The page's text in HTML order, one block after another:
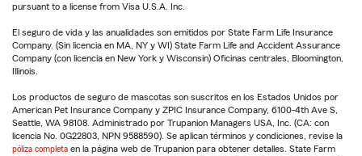
pursuant to a license from Visa U.S.A. Inc.
El seguro de vida y las anualidades son emitidos por State Farm Life Insurance
Company. (Sin licencia en MA, NY y WI) State Farm Life and Accident Assurance
Company (con licencia en New York y Wisconsin) Oficinas centrales, Bloomington,
Illinois.
Los productos de seguro de mascotas son suscritos en los Estados Unidos por
American Pet Insurance Company y ZPIC Insurance Company, 6100-4th Ave S,
Seattle, WA 98108. Administrado por Trupanion Managers USA, Inc. (CA: con
licencia No. 0G22803, NPN 9588590). Se aplican términos y condiciones, revise la
póliza completa en la página web de Trupanion para obtener detalles. State Farm